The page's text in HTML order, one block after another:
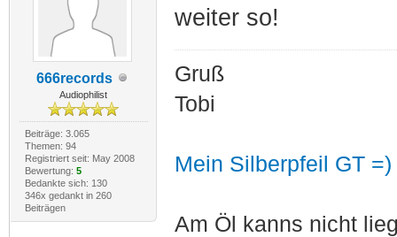
666records
Audiophilist
Beiträge: 3.065
Themen: 94
Registriert seit: May 2008
Bewertung: 5
Bedankte sich: 130
346x gedankt in 260
Beiträgen
weiter so!
Gruß
Tobi
Mein Silberpfeil GT =)
Am Öl kanns nicht